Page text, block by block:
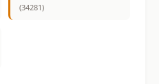
(34281)